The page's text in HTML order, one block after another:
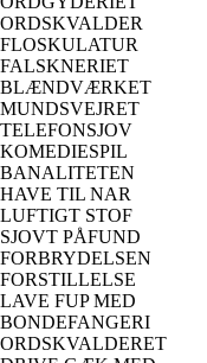
ORDSKVALDER
FLOSKULATUR
FALSKNERIET
BLÆNDVÆRKET
MUNDSVEJRET
TELEFONSJOV
KOMEDIESPIL
BANALITETEN
HAVE TIL NAR
LUFTIGT STOF
SJOVT PÅFUND
FORBRYDELSEN
FORSTILLELSE
LAVE FUP MED
BONDEFANGERI
ORDSKVALDERET